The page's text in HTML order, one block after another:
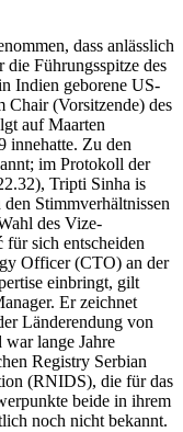
dass anlässlich
Führungsspitze des
Indien geborene US-
(Vorsitzende) des
auf Maarten
innehatte. Zu den
im Protokoll der
Tripti Sinha is
Stimmverhältnissen
des Vize-
für sich entscheiden
Officer (CTO) an der
einbringt, gilt
Er zeichnet
Länderendung von
lange Jahre
Registry Serbian
(RNIDS), die für das
beide in ihrem
noch nicht bekannt.